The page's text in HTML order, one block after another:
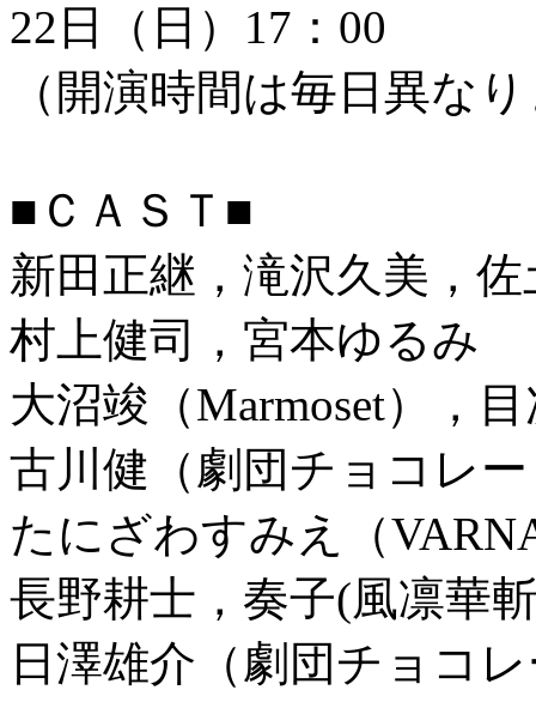
22日（日）17：00
（開演時間は毎日異な
■ＣＡＳＴ■
新田正継，滝沢久美，
村上健司，宮本ゆるみ
大沼竣（Marmoset），
古川健（劇団チョコレ
たにざわすみえ（
長野耕士，奏子(風凛華
日澤雄介（劇団チョコ